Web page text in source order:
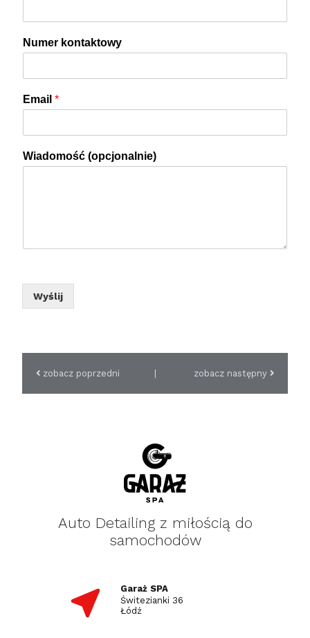
Numer kontaktowy
Email *
Wiadomość (opcjonalnie)
Wyślij
zobacz poprzedni | zobacz następny
Auto Detailing z miłością do
samochodów
Garaż SPA
Świtezianki 36
Łódź